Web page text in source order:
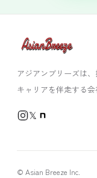
アジアンブリーズは
キャリアを伴走する会
𝕏
© Asian Breeze Inc.